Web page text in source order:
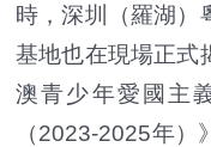
時，深圳（羅湖）
基地也在現場正式
澳青少年愛國主
（2023-2025年